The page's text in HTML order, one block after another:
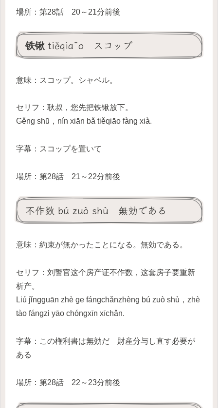
場所：第28話 20～21分前後
铁锹 tiěqiāo スコップ
意味：スコップ。シャベル。
セリフ：耿叔，您先把铁锹放下。
Gěng shū，nín xiān bǎ tiěqiāo fàng xià.
字幕：スコップを置いて
場所：第28話 21～22分前後
不作数 bú zuò shù 無効である
意味：約束が無かったことになる。無効である。
セリフ：刘警官这个房产证不作数，这套房子要重新
析产。
Liú jǐngguān zhè ge fángchǎnzhèng bú zuò shù，zhè
tào fángzi yāo chóngxīn xīchǎn.
字幕：この権利書は無効だ 財産分与し直す必要が
ある
場所：第28話 22～23分前後